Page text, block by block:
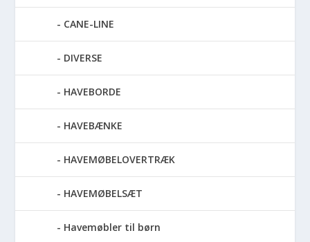
CANE-LINE
DIVERSE
HAVEBORDE
HAVEBÆNKE
HAVEMØBELOVERTRÆK
HAVEMØBELSÆT
Havemøbler til børn